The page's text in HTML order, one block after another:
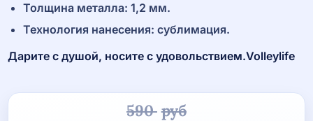
Толщина металла: 1,2 мм.
Технология нанесения: сублимация.
Дарите с душой, носите с удовольствием.Volleylife
590 руб